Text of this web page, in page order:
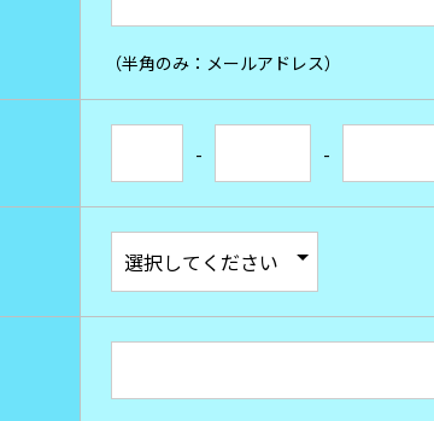
（半角のみ：メールアドレス）
- -